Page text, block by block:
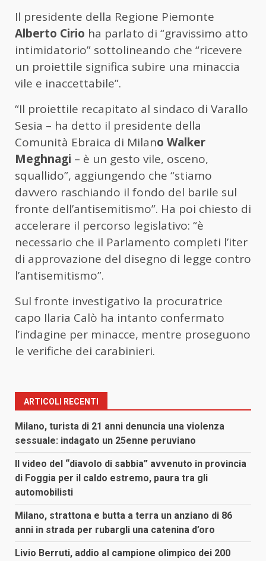
Il presidente della Regione Piemonte
Alberto Cirio ha parlato di “gravissimo atto
intimidatorio” sottolineando che “ricevere
un proiettile significa subire una minaccia
vile e inaccettabile”.
“Il proiettile recapitato al sindaco di Varallo
Sesia – ha detto il presidente della
Comunità Ebraica di Milano Walker
Meghnagi – è un gesto vile, osceno,
squallido”, aggiungendo che “stiamo
davvero raschiando il fondo del barile sul
fronte dell’antisemitismo”. Ha poi chiesto di
accelerare il percorso legislativo: “è
necessario che il Parlamento completi l’iter
di approvazione del disegno di legge contro
l’antisemitismo”.
Sul fronte investigativo la procuratrice
capo Ilaria Calò ha intanto confermato
l’indagine per minacce, mentre proseguono
le verifiche dei carabinieri.
ARTICOLI RECENTI
Milano, turista di 21 anni denuncia una violenza
sessuale: indagato un 25enne peruviano
Il video del “diavolo di sabbia” avvenuto in provincia
di Foggia per il caldo estremo, paura tra gli
automobilisti
Milano, strattona e butta a terra un anziano di 86
anni in strada per rubargli una catenina d’oro
Livio Berruti, addio al campione olimpico dei 200